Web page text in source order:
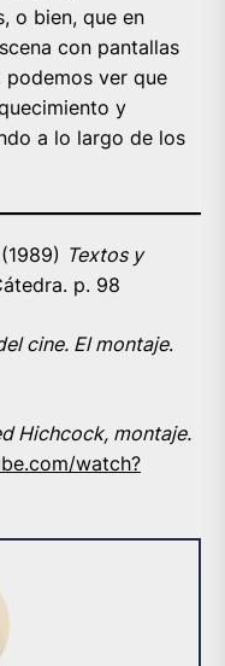
o bien, que en
con pantallas
ver que
y
a lo largo de los
Textos y
p. 98
cine. El montaje.
Hichcock, montaje.
watch?